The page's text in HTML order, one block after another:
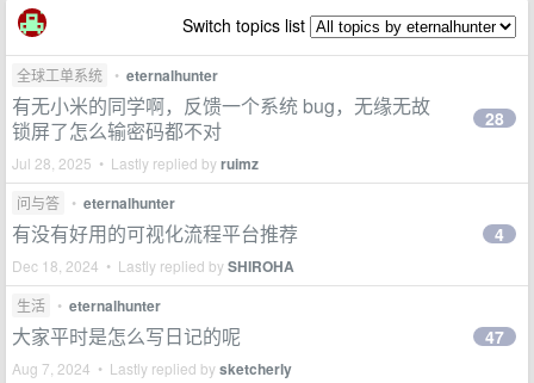
Switch topics list
全球工单系统 • eternalhunter
有无小米的同学啊，反馈一个系统 bug，无缘无故
锁屏了怎么输密码都不对
Jul 28, 2025 • Lastly replied byruimz
28
问与答 • eternalhunter
有没有好用的可视化流程平台推荐
Dec 18, 2024 • Lastly replied bySHIROHA
4
生活 • eternalhunter
大家平时是怎么写日记的呢
Aug 7, 2024 • Lastly replied bysketcherly
47